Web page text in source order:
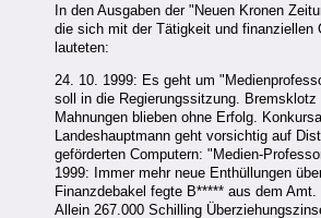
In den Ausgaben der "Neuen Kronen
die sich mit der Tätigkeit und finanziellen
lauteten:
24. 10. 1999: Es geht um
soll in die Regierungssitzung.
Mahnungen blieben ohne Erfolg.
Landeshauptmann geht vorsichtig auf
geförderten Computern: "Medien-
1999: Immer mehr neue Enthüllungen
Finanzdebakel fegte B***** aus dem
Allein 267.000 Schilling